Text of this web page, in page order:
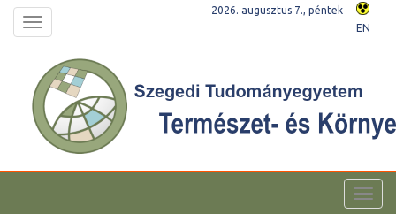
Toggle
navigation
2026. augusztus 7., péntek
EN